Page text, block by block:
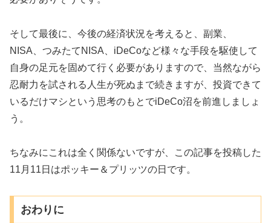
そして最後に、今後の経済状況を考えると、副業、
NISA、つみたてNISA、iDeCoなど様々な手段を駆使して
自身の足元を固めて行く必要がありますので、当然ながら
忍耐力を試される人生が死ぬまで続きますが、投資できて
いるだけマシという思考のもとでiDeCo沼を前進しましょ
う。
ちなみにこれは全く関係ないですが、この記事を投稿した
11月11日はポッキー＆プリッツの日です。
おわりに